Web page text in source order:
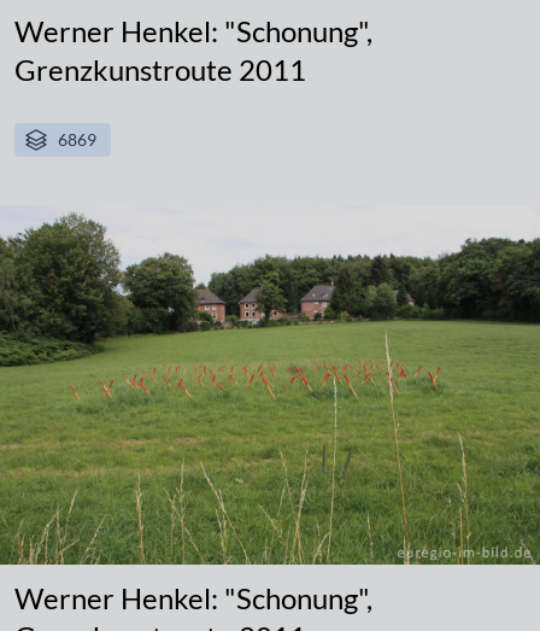
Werner Henkel: "Schonung",
Grenzkunstroute 2011
6869
Werner Henkel: "Schonung",